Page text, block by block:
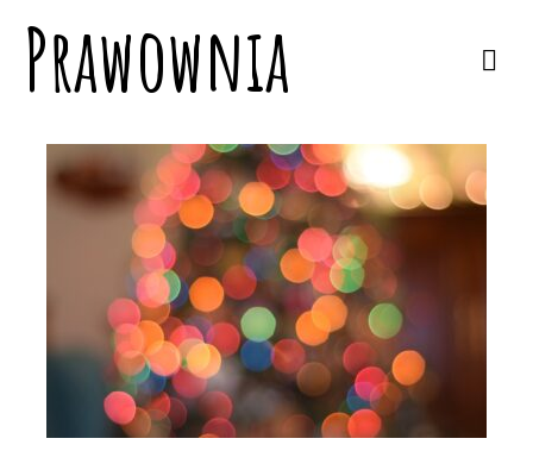
Prawownia